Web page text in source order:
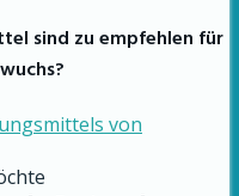
sind zu empfehlen für